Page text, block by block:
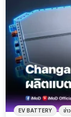
EV BATTERY ข่า